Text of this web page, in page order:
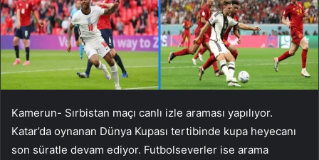
Kamerun- Sırbistan maçı canlı izle araması yapılıyor.
Katar’da oynanan Dünya Kupası tertibinde kupa heyecanı
son süratle devam ediyor. Futbolseverler ise arama